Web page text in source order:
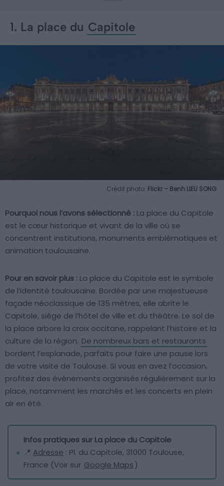
1. La place du Capitole
Crédit photo: Flickr – Benh LIEU SONG
Pourquoi nous l’avons sélectionné : La place du Capitole
est le cœur historique et vivant de la ville où se
concentrent institutions, monuments emblématiques et
animation toulousaine.
Pour en savoir plus : La place du Capitole est le symbole
de l’identité toulousaine. Bordée par une majestueuse
façade néoclassique de 135 mètres, elle abrite le
Capitole, siège de l’hôtel de ville et du théâtre. Le sol de
la place arbore la croix occitane, rappelant l’histoire et la
culture de la région. De nombreux bars et restaurants
bordent l’esplanade, parfaits pour faire une pause lors
de votre visite de Toulouse. Si vous en avez l’occasion,
profitez des événements organisés régulièrement sur la
place, notamment les marchés et les concerts en plein
air en été.
Infos pratiques sur La place du Capitole
📍 Adresse : Pl. du Capitole, 31000 Toulouse,
France (Voir sur Google Maps)